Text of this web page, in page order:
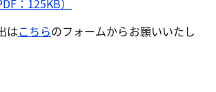
：125KB）
はこちらのフォームからお願いいたし